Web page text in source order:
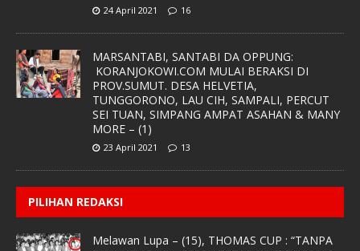
24 April 2021 16
MARSANTABI, SANTABI DA OPPUNG:
KORANJOKOWI.COM MULAI BERAKSI DI
PROV.SUMUT. DESA HELVETIA,
TUNGGORONO, LAU CIH, SAMPALI, PERCUT
SEI TUAN, SIMPANG AMPAT ASAHAN & MANY
MORE – (1)
23 April 2021 13
PILIHAN REDAKSI
Melawan Lupa – (15), THOMAS CUP : “TANPA